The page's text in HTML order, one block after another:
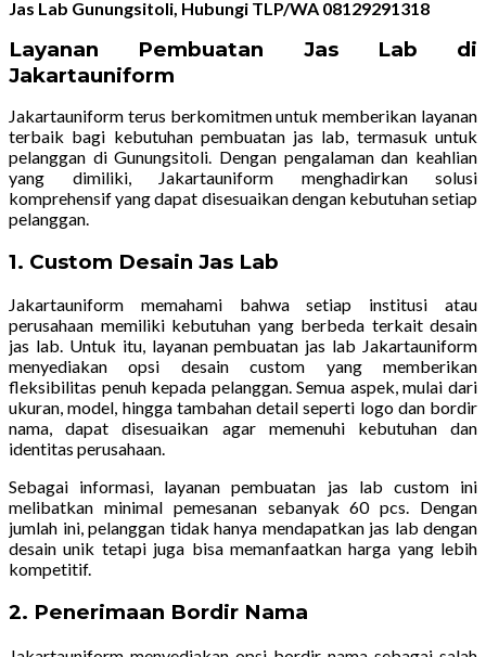
Jas Lab Gunungsitoli, Hubungi TLP/WA 08129291318
Layanan Pembuatan Jas Lab di
Jakartauniform
Jakartauniform terus berkomitmen untuk memberikan layanan
terbaik bagi kebutuhan pembuatan jas lab, termasuk untuk
pelanggan di Gunungsitoli. Dengan pengalaman dan keahlian
yang dimiliki, Jakartauniform menghadirkan solusi
komprehensif yang dapat disesuaikan dengan kebutuhan setiap
pelanggan.
1. Custom Desain Jas Lab
Jakartauniform memahami bahwa setiap institusi atau
perusahaan memiliki kebutuhan yang berbeda terkait desain
jas lab. Untuk itu, layanan pembuatan jas lab Jakartauniform
menyediakan opsi desain custom yang memberikan
fleksibilitas penuh kepada pelanggan. Semua aspek, mulai dari
ukuran, model, hingga tambahan detail seperti logo dan bordir
nama, dapat disesuaikan agar memenuhi kebutuhan dan
identitas perusahaan.
Sebagai informasi, layanan pembuatan jas lab custom ini
melibatkan minimal pemesanan sebanyak 60 pcs. Dengan
jumlah ini, pelanggan tidak hanya mendapatkan jas lab dengan
desain unik tetapi juga bisa memanfaatkan harga yang lebih
kompetitif.
2. Penerimaan Bordir Nama